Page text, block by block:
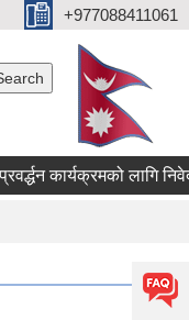
+977088411061
कार्यक्रमको लागि निवेदन